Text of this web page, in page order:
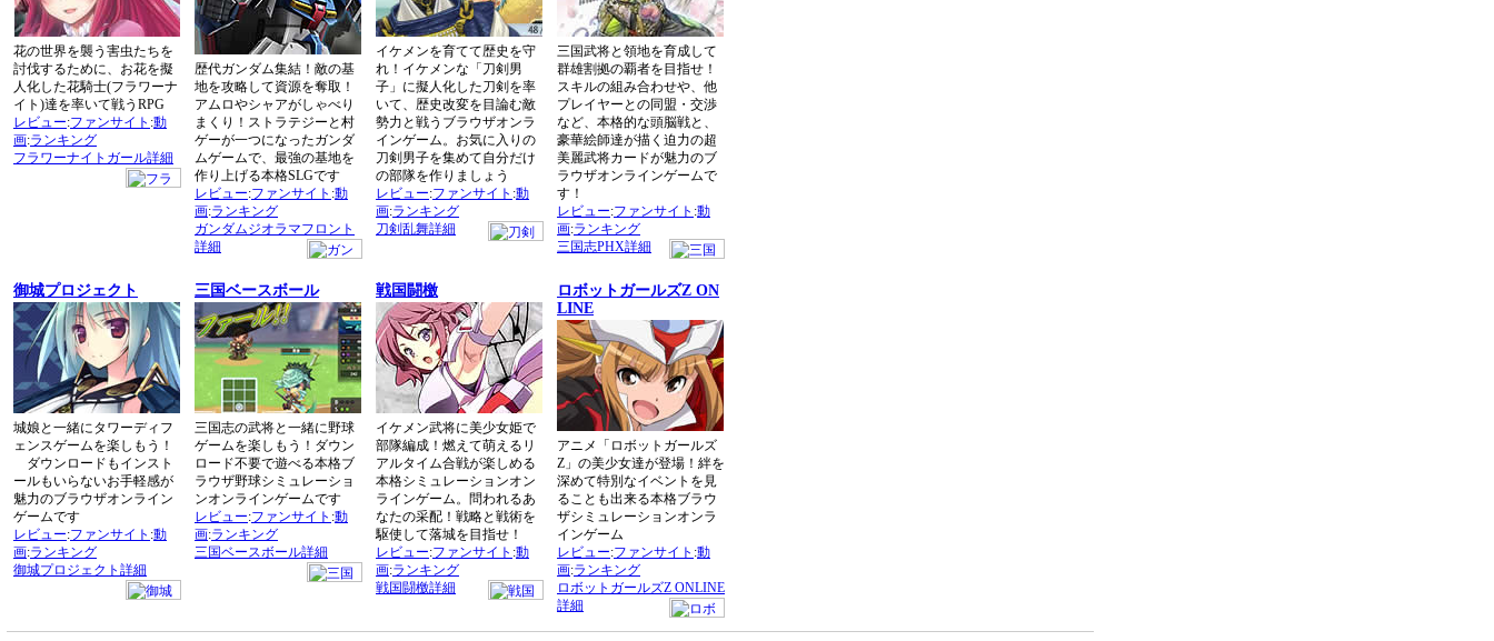
花の世界を襲う害虫たちを
討伐するために、お花を擬
人化した花騎士(フラワーナ
イト)達を率いて戦うRPG
レビュー:ファンサイト :動
画:ランキング
フラワーナイトガール詳細
歴代ガンダム集結！敵の基
地を攻略して資源を奪取！
アムロやシャアがしゃべり
まくり！ストラテジーと村
ゲーが一つになったガンダ
ムゲームで、最強の基地を
作り上げる本格SLGです
レビュー:ファンサイト :動
画:ランキング
ガンダムジオラマフロント
詳細
イケメンを育てて歴史を守
れ！イケメンな「刀剣男
子」に擬人化した刀剣を率
いて、歴史改変を目論む敵
勢力と戦うブラウザオンラ
インゲーム。お気に入りの
刀剣男子を集めて自分だけ
の部隊を作りましょう
レビュー:ファンサイト :動
画:ランキング
刀剣乱舞詳細
三国武将と領地を育成して
群雄割拠の覇者を目指せ！
スキルの組み合わせや、他
プレイヤーとの同盟・交渉
など、本格的な頭脳戦と、
豪華絵師達が描く迫力の超
美麗武将カードが魅力のブ
ラウザオンラインゲームで
す！
レビュー:ファンサイト :動
画:ランキング
三国志PHX詳細
御城プロジェクト
城娘と一緒にタワーディフ
ェンスゲームを楽しもう！
ダウンロードもインスト
ールもいらないお手軽感が
魅力のブラウザオンライン
ゲームです
レビュー:ファンサイト :動
画:ランキング
御城プロジェクト詳細
三国ベースボール
三国志の武将と一緒に野球
ゲームを楽しもう！ダウン
ロード不要で遊べる本格ブ
ラウザ野球シミュレーショ
ンオンラインゲームです
レビュー:ファンサイト :動
画:ランキング
三国ベースボール詳細
戦国闘檄
イケメン武将に美少女姫で
部隊編成！燃えて萌えるリ
アルタイム合戦が楽しめる
本格シミュレーションオン
ラインゲーム。問われるあ
なたの采配！戦略と戦術を
駆使して落城を目指せ！
レビュー:ファンサイト :動
画:ランキング
戦国闘檄詳細
ロボットガールズZ ON
LINE
アニメ「ロボットガールズ
Z」の美少女達が登場！絆を
深めて特別なイベントを見
ることも出来る本格ブラウ
ザシミュレーションオンラ
インゲーム
レビュー:ファンサイト :動
画:ランキング
ロボットガールズZ ONLINE
詳細